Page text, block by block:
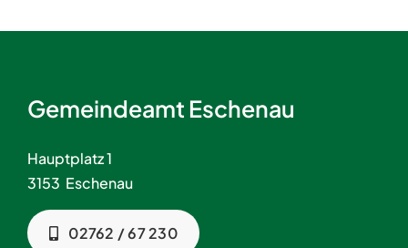
Gemeindeamt Eschenau
Hauptplatz 1
3153 Eschenau
02762 / 67 230